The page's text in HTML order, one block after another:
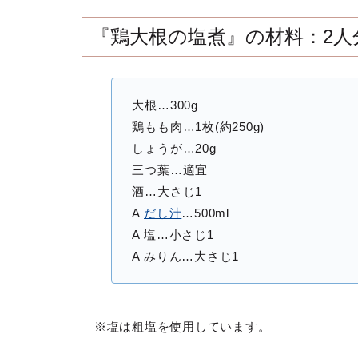
『鶏大根の塩煮』の材料：2人
大根…300g
鶏もも肉…1枚(約250g)
しょうが…20g
三つ葉…適宜
酒…大さじ1
A だし汁…500ml
A 塩…小さじ1
A みりん…大さじ1
※塩は粗塩を使用しています。